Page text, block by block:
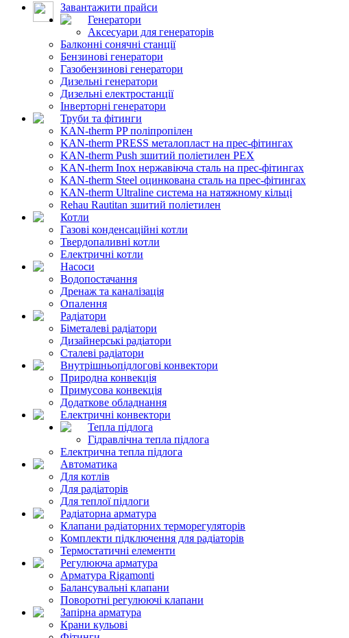
Завантажити прайси
Генератори
Аксесуари для генераторів
Балконні сонячні станції
Бензинові генератори
Газобензинові генератори
Дизельні генератори
Дизельні електростанції
Інверторні генератори
Труби та фітинги
KAN-therm PP поліпропілен
KAN-therm PRESS металопласт на прес-фітингах
KAN-therm Push зшитий поліетилен PEX
KAN-therm Inox нержавіюча сталь на прес-фітингах
KAN-therm Steel оцинкована сталь на прес-фітингах
KAN-therm Ultraline система на натяжному кільці
Rehau Rautitan зшитий поліетилен
Котли
Газові конденсаційні котли
Твердопаливні котли
Електричні котли
Насоси
Водопостачання
Дренаж та каналізація
Опалення
Радіатори
Біметалеві радіатори
Дизайнерські радіатори
Сталеві радіатори
Внутрішньопідлогові конвектори
Природна конвекція
Примусова конвекція
Додаткове обладнання
Електричні конвектори
Тепла підлога
Гідравлічна тепла підлога
Електрична тепла підлога
Автоматика
Для котлів
Для радіаторів
Для теплої підлоги
Радіаторна арматура
Клапани радіаторних терморегуляторів
Комплекти підключення для радіаторів
Термостатичні елементи
Регулююча арматура
Арматура Rigamonti
Балансувальні клапани
Поворотні регулюючі клапани
Запірна арматура
Крани кульові